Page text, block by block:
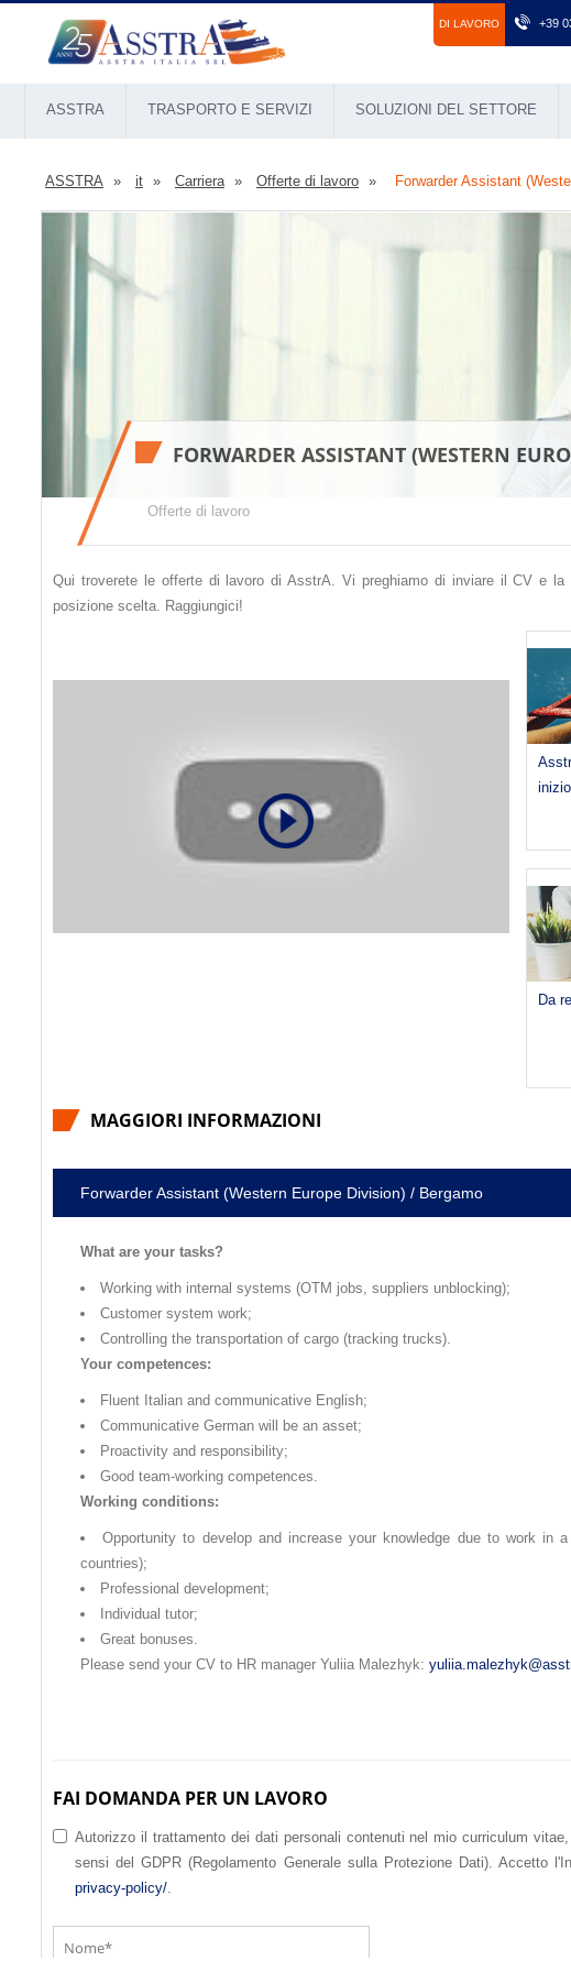
DI LAVORO +39
ASSTRA TRASPORTO E SERVIZI SOLUZIONI DEL SETTORE
ASSTRA it Carriera Offerte di lavoro Forwarder Assistant
FORWARDER ASSISTANT (WESTERN
Offerte di lavoro
Qui troverete le offerte di lavoro di AsstrA. Vi preghiamo di inviare il CV e la
posizione scelta. Raggiungici!
inizio
Da
MAGGIORI INFORMAZIONI
Forwarder Assistant (Western Europe Division) / Bergamo
What are your tasks?
Working with internal systems (OTM jobs, suppliers unblocking);
Customer system work;
Controlling the transportation of cargo (tracking trucks).
Your competences:
Fluent Italian and communicative English;
Communicative German will be an asset;
Proactivity and responsibility;
Good team-working competences.
Working conditions:
Opportunity to develop and increase your knowledge due to work in
countries);
Professional development;
Individual tutor;
Great bonuses.
Please send your CV to HR manager Yuliia Malezhyk:
FAI DOMANDA PER UN LAVORO
Autorizzo il trattamento dei dati personali contenuti nel mio curriculum
sensi del GDPR (Regolamento Generale sulla Protezione Dati). Accetto
privacy-policy/.